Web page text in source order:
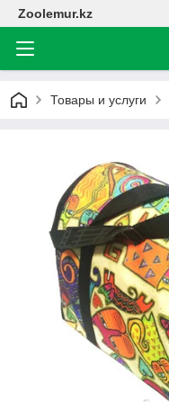
Zoolemur.kz
Товары и услуги